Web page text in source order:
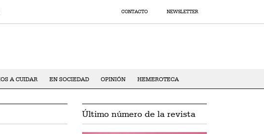
CONTACTO NEWSLETTER
A CUIDAR EN SOCIEDAD OPINIÓN HEMEROTECA
Último número de la revista